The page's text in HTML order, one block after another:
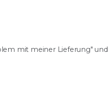
mit meiner Lieferung" und